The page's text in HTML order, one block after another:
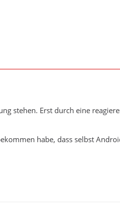
stehen. Erst durch eine
habe, dass selbst